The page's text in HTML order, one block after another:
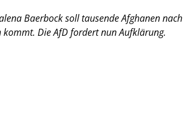
Baerbock soll tausende Afghanen nach
Die AfD fordert nun Aufklärung.